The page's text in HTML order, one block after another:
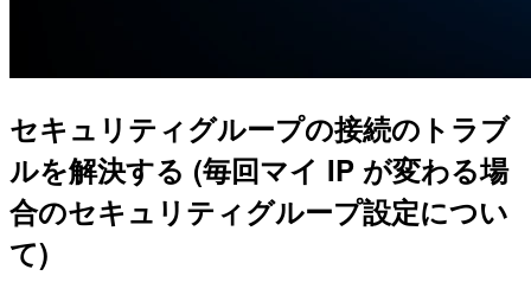
セキュリティグループの接続のトラブ
ルを解決する (毎回マイ IP が変わる場
合のセキュリティグループ設定につい
て)